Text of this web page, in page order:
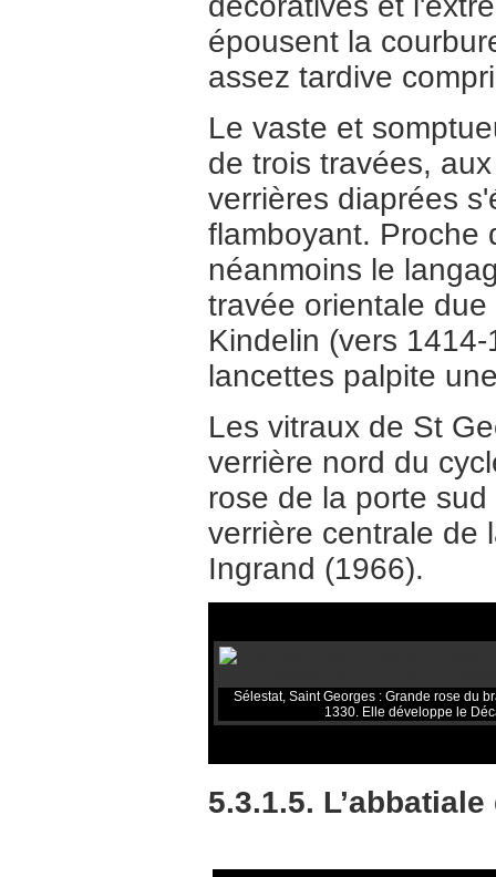
épousent la
assez tardive
Le vaste et
de trois travées,
verrières diaprées
flamboyant. Proche
néanmoins le
travée orientale
Kindelin (vers
lancettes palpite
Les vitraux de St
verrière nord du
rose de la porte
verrière centrale de
Ingrand (1966).
Sélestat, Saint Georges : Grande rose du
1330. Elle développe le
5.3.1.5.